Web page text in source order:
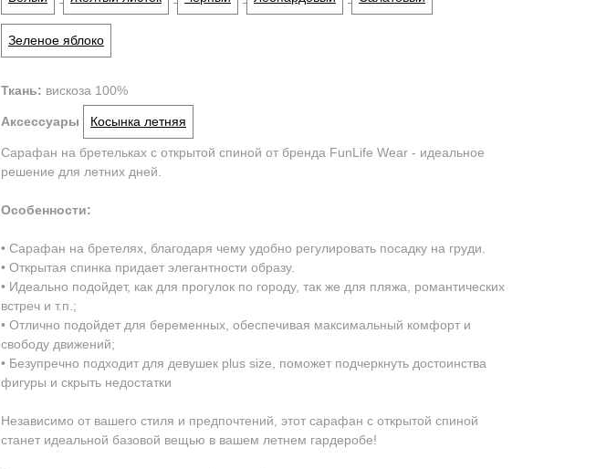
Зеленое яблоко
Ткань: вискоза 100%
Аксессуары Косынка летняя
Сарафан на бретельках с открытой спиной от бренда FunLife Wear - идеальное
решение для летних дней.
Особенности:
• Сарафан на бретелях, благодаря чему удобно регулировать посадку на груди.
• Открытая спинка придает элегантности образу.
• Идеально подойдет, как для прогулок по городу, так же для пляжа, романтических
встреч и т.п.;
• Отлично подойдет для беременных, обеспечивая максимальный комфорт и
свободу движений;
• Безупречно подходит для девушек plus size, поможет подчеркнуть достоинства
фигуры и скрыть недостатки
Независимо от вашего стиля и предпочтений, этот сарафан с открытой спиной
станет идеальной базовой вещью в вашем летнем гардеробе!